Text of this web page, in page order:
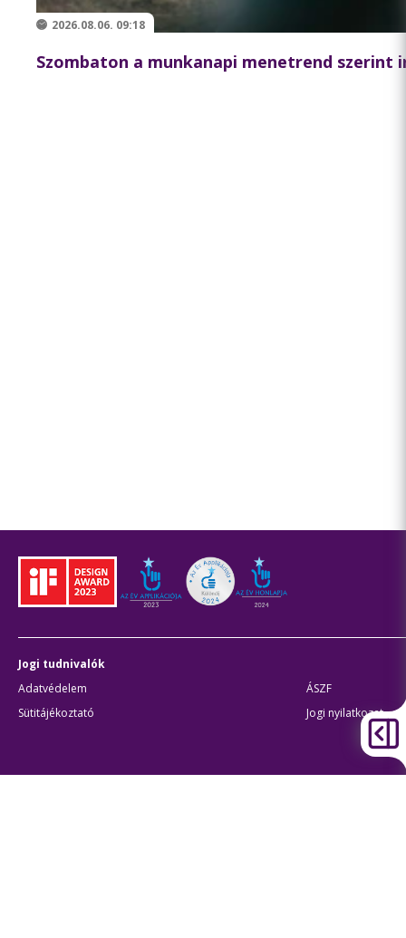
2026.08.06. 09:18
Szombaton a munkanapi menetrend szerint
Jogi tudnivalók
Adatvédelem
ÁSZF
Sütitájékoztató
Jogi nyilatkozat